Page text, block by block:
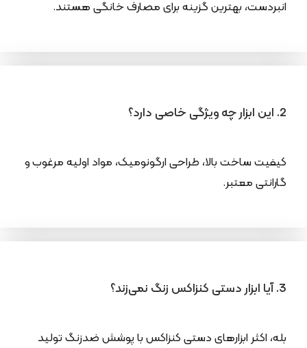
انبردست، بهترین گزینه برای مصارف خانگی هستند.
2. این ابزار چه ویژگی خاصی دارد؟
کیفیت ساخت بالا، طراحی ارگونومیک، مواد اولیه مرغوب و
گارانتی معتبر.
3. آیا ابزار دستی کنزاکس زنگ نمی‌زند؟
بله، اکثر ابزارهای دستی کنزاکس با پوشش ضدزنگ تولید